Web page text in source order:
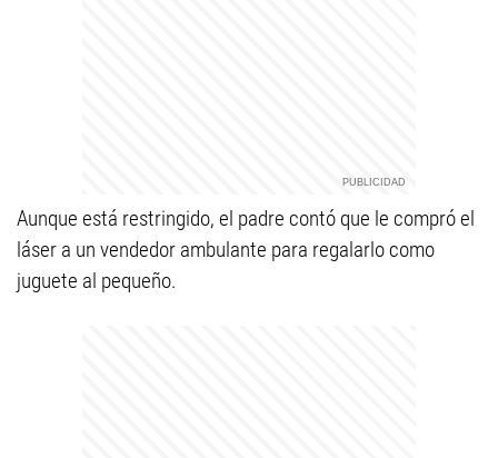
Aunque está restringido, el padre contó que le compró el
láser a un vendedor ambulante para regalarlo como
juguete al pequeño.